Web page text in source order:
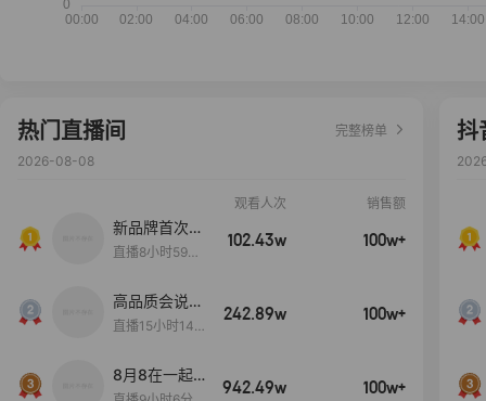
热门直播间
完整榜单
2026-08-08
观看人次 销售额
新品牌首次大
上新
直播8小时59分
102.43w 100w+
高品质会说
话….
直播15小时14
242.89w 100w+
8月8在一起
生日献礼盛典
942.49w 100w+
抖